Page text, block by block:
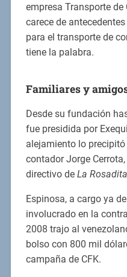
empresa Transporte
carece de
para el transporte de
tiene la palabra.
Familiares y
Desde su fundación
fue presidida por
alejamiento lo
contador Jorge
directivo de La Rosadita
Espinosa, a cargo ya
involucrado en la
2008 trajo al
bolso con 800 mil
campaña de CFK.